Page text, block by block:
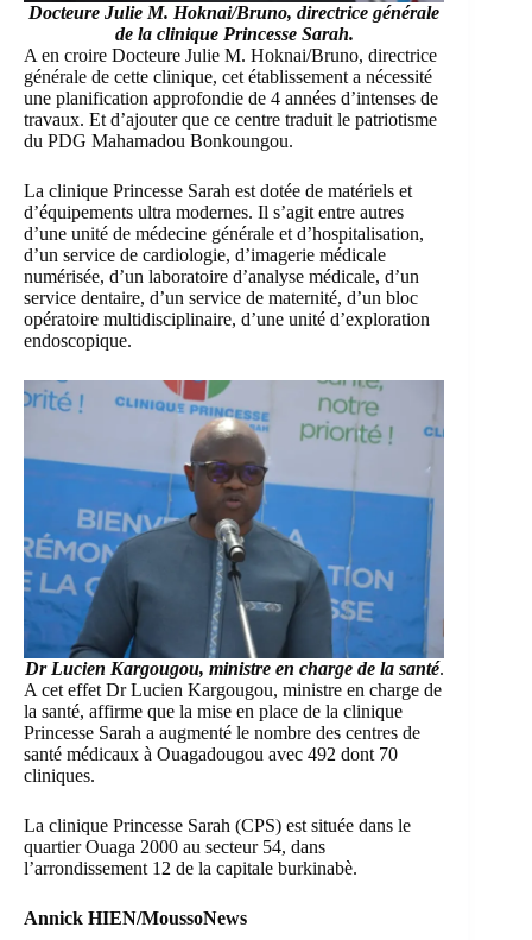
Docteure Julie M. Hoknai/Bruno, directrice générale
de la clinique Princesse Sarah.
A en croire Docteure Julie M. Hoknai/Bruno, directrice
générale de cette clinique, cet établissement a nécessité
une planification approfondie de 4 années d’intenses de
travaux. Et d’ajouter que ce centre traduit le patriotisme
du PDG Mahamadou Bonkoungou.
La clinique Princesse Sarah est dotée de matériels et
d’équipements ultra modernes. Il s’agit entre autres
d’une unité de médecine générale et d’hospitalisation,
d’un service de cardiologie, d’imagerie médicale
numérisée, d’un laboratoire d’analyse médicale, d’un
service dentaire, d’un service de maternité, d’un bloc
opératoire multidisciplinaire, d’une unité d’exploration
endoscopique.
Dr Lucien Kargougou, ministre en charge de la santé.
A cet effet Dr Lucien Kargougou, ministre en charge de
la santé, affirme que la mise en place de la clinique
Princesse Sarah a augmenté le nombre des centres de
santé médicaux à Ouagadougou avec 492 dont 70
cliniques.
La clinique Princesse Sarah (CPS) est située dans le
quartier Ouaga 2000 au secteur 54, dans
l’arrondissement 12 de la capitale burkinabè.
Annick HIEN/MoussoNews